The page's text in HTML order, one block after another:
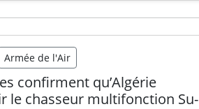
celui-ci a de nouveau été
Armée de l'Air
confirment qu’Algérie
le chasseur multifonction Su-